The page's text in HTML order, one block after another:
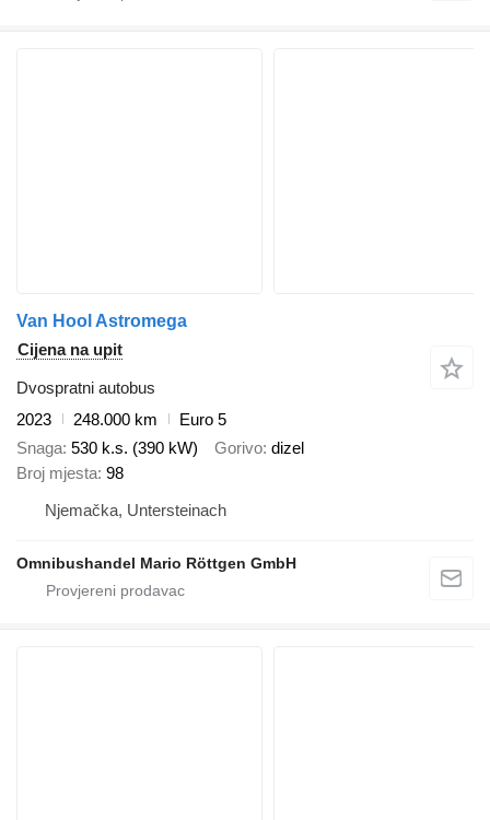
Van Hool Astromega
Cijena na upit
Dvospratni autobus
2023
248.000 km
Euro 5
Snaga 530 k.s. (390 kW) Gorivo dizel
Broj mjesta 98
Njemačka, Untersteinach
Omnibushandel Mario Röttgen GmbH